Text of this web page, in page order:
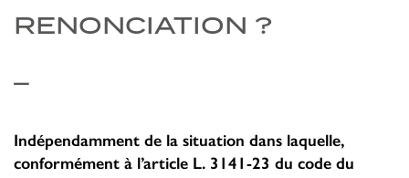
RENONCIATION ?
_
Indépendamment de la situation dans laquelle,
conformément à l’article L. 3141-23 du code du